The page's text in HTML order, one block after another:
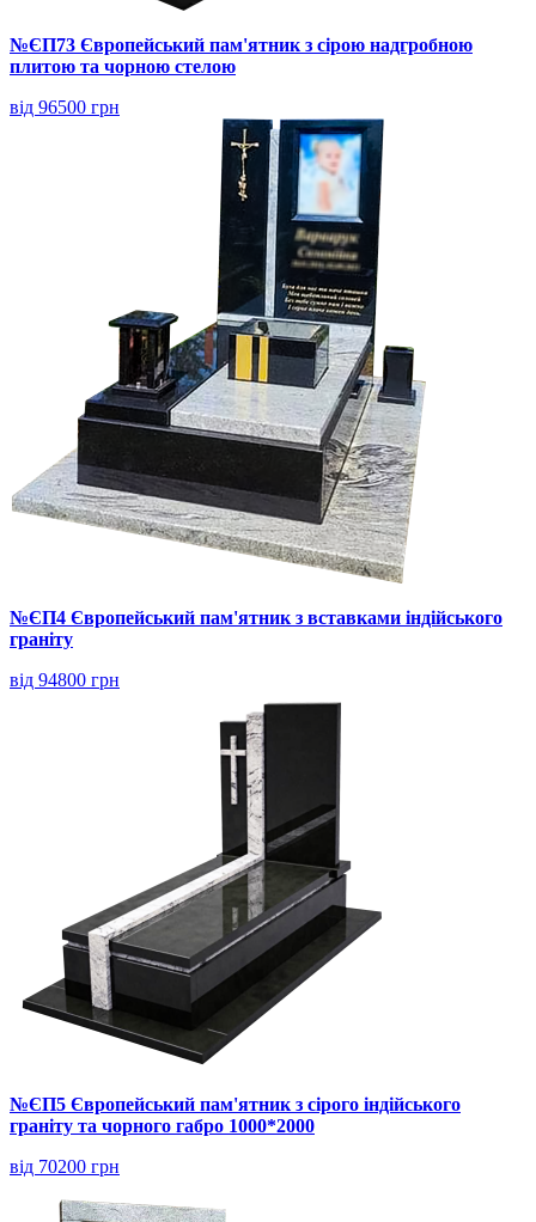
№ЄП73 Європейський пам'ятник з сірою надгробною
плитою та чорною стелою
від 96500 грн
№ЄП4 Європейський пам'ятник з вставками індійського
граніту
від 94800 грн
№ЄП5 Європейський пам'ятник з сірого індійського
граніту та чорного габро 1000*2000
від 70200 грн